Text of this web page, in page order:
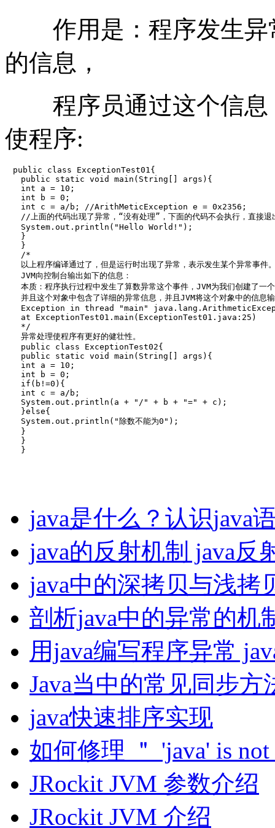
作用是：程序发生异
的信息，
程序员通过这个信息
使程序:
public class ExceptionTest01{
public static void main(String[] args){
int a = 10;
int b = 0;
int c = a/b; //ArithMeticException e = 0x2356;
//上面的代码出现了异常，“没有处理”，下面的代码不会执行，直接退
System.out.println("Hello World!");
}
}
/*
以上程序编译通过了，但是运行时出现了异常，表示发生某个异常事件
JVM向控制台输出如下的信息：
本质：程序执行过程中发生了算数异常这个事件，JVM为我们创建了
并且这个对象中包含了详细的异常信息，并且JVM将这个对象中的信息
Exception in thread "main"
at ExceptionTest01.main(ExceptionTest01.java:25)
*/
异常处理使程序有更好的健壮性。
public class ExceptionTest02{
public static void main(String[] args){
int a = 10;
int b = 0;
if(b!=0){
int c = a/b;
System.out.println(a + "/" + b + "=" + c);
}else{
System.out.println("除数不能为0");
}
}
}
java是什么？认识java
java的反射机制 java反
java中的深拷贝与浅拷
剖析java中的异常的机
用java编写程序异常
Java当中的常见同步方
java快速排序实现
如何修理 ＂ 'java' is not
JRockit JVM 参数介绍
JRockit JVM 介绍